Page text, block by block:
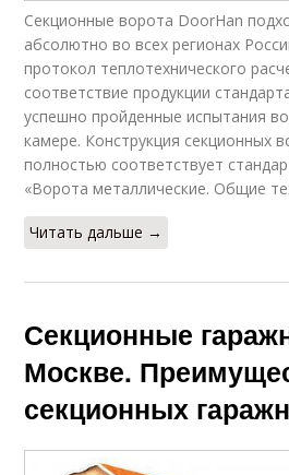
Секционные ворота DoorHan
абсолютно во всех регионах
протокол теплотехнического
соответствие продукции
успешно пройденные испытания
камере. Конструкция секционных
полностью соответствует
«Ворота металлические. Общие
Читать дальше →
Секционные
Москве.
секционных